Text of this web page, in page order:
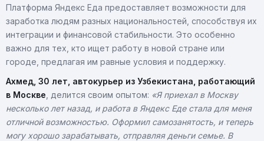
Платформа Яндекс Еда предоставляет возможности для
заработка людям разных национальностей, способствуя их
интеграции и финансовой стабильности. Это особенно
важно для тех, кто ищет работу в новой стране или
городе, предлагая им равные условия и поддержку.
Ахмед, 30 лет, автокурьер из Узбекистана, работающий
в Москве , делится своим опытом: «Я приехал в Москву
несколько лет назад, и работа в Яндекс Еде стала для меня
отличной возможностью. Оформил самозанятость, и теперь
могу хорошо зарабатывать, отправляя деньги семье. В